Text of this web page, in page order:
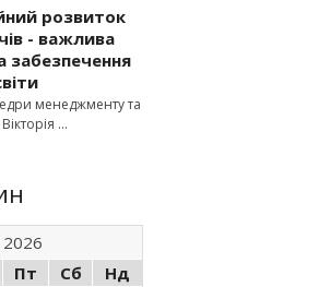
розвиток
- важлива
забезпечення
менеджменту та
Пт Сб
Нд